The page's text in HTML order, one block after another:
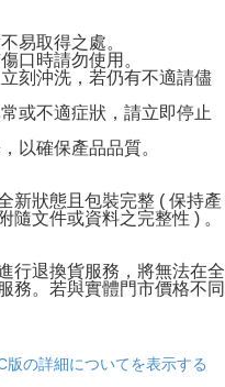
易取得之處。
口時請勿使用。
刻沖洗，若仍有不適請儘
或不適症狀，請立即停止
以確保產品品質。
新狀態且包裝完整 ( 保持產
隨文件或資料之完整性 ) 。
行退換貨服務，將無法在全
務。若與實體門市價格不同
版の詳細についてを表示する